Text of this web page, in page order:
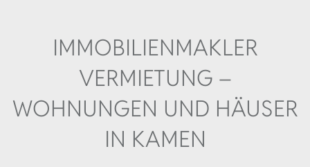
IMMOBILIEN­MAKLER
VERMIETUNG –
WOHNUNGEN UND HÄUSER
IN KAMEN